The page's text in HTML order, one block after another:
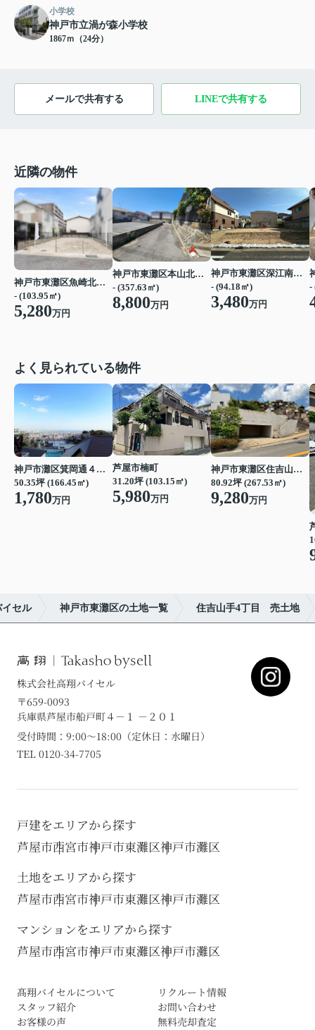
小学校
神戸市立渦が森小学校
1867ｍ（24分）
メールで共有する LINEで共有する
近隣の物件
神戸市東灘区魚崎北町１丁目
- (103.95㎡)
5,280万円
神戸市東灘区本山北町５丁目
- (357.63㎡)
8,800万円
神戸市東灘区深江南町１丁目
- (94.18㎡)
3,480万円
-
よく見られている物件
神戸市灘区箕岡通４丁目
50.35坪 (166.45㎡)
1,780万円
芦屋市楠町
31.20坪 (103.15㎡)
5,980万円
神戸市東灘区住吉山手４丁目
80.92坪 (267.53㎡)
9,280万円
セル 神戸市東灘区の土地一覧 住吉山手4丁目 売土地
株式会社高翔バイセル
〒659-0093
兵庫県芦屋市船戸町４－１ －２０１
受付時間：9:00～18:00（定休日：水曜日）
TEL 0120-34-7705
戸建をエリアから探す
芦屋市西宮市神戸市東灘区神戸市灘区
土地をエリアから探す
芦屋市西宮市神戸市東灘区神戸市灘区
マンションをエリアから探す
芦屋市西宮市神戸市東灘区神戸市灘区
髙翔バイセルについて
リクルート情報
スタッフ紹介
お問い合わせ
お客様の声
無料売却査定